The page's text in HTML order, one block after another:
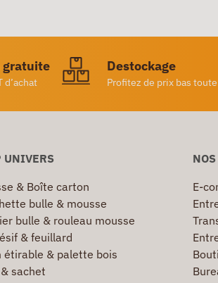
gratuite
d’achat
Destockage
Profitez de prix bas toute
UNIVERS
& Boîte carton
bulle & mousse
bulle & rouleau mousse
& feuillard
étirable & palette bois
sachet
E-